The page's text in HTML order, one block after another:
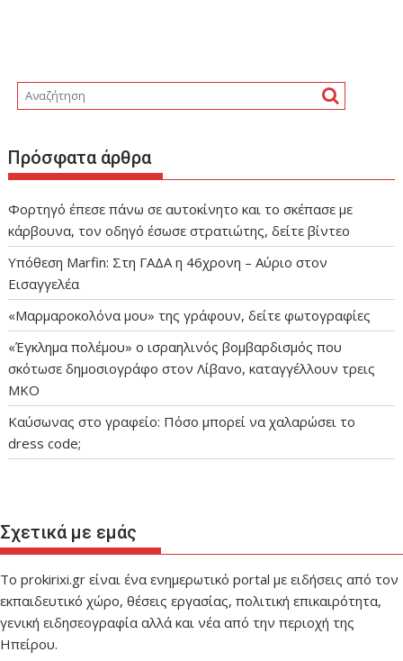
Πρόσφατα άρθρα
Φορτηγό έπεσε πάνω σε αυτοκίνητο και το σκέπασε με
κάρβουνα, τον οδηγό έσωσε στρατιώτης, δείτε βίντεο
Υπόθεση Marfin: Στη ΓΑΔΑ η 46χρονη – Αύριο στον
Εισαγγελέα
«Μαρμαροκολόνα μου» της γράφουν, δείτε φωτογραφίες
«Έγκλημα πολέμου» ο ισραηλινός βομβαρδισμός που
σκότωσε δημοσιογράφο στον Λίβανο, καταγγέλλουν τρεις
ΜΚΟ
Καύσωνας στο γραφείο: Πόσο μπορεί να χαλαρώσει το
dress code;
Σχετικά με εμάς
Το prokirixi.gr είναι ένα ενημερωτικό portal με ειδήσεις από τον
εκπαιδευτικό χώρο, θέσεις εργασίας, πολιτική επικαιρότητα,
γενική ειδησεογραφία αλλά και νέα από την περιοχή της
Ηπείρου.